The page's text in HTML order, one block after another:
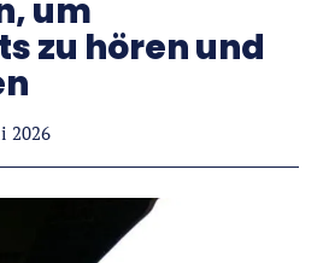
um
zu hören und
2026